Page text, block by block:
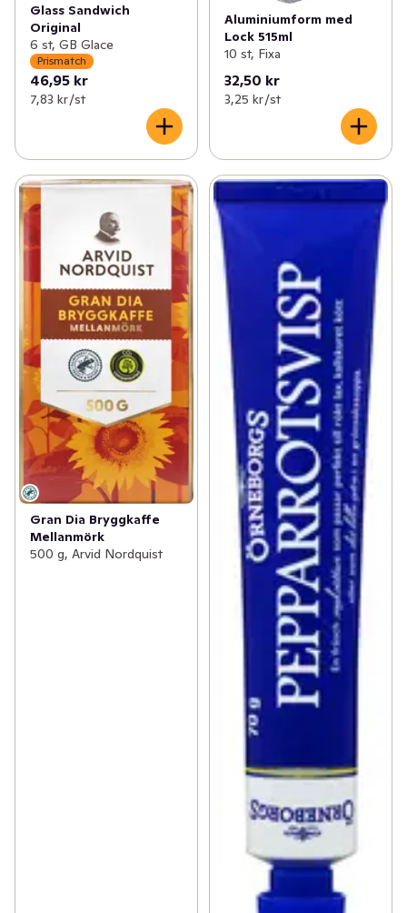
Glass Sandwich
Original
6 st, GB Glace
Prismatch
46,95 kr
7,83 kr /st
Aluminiumform med
Lock 515ml
10 st, Fixa
32,50 kr
3,25 kr /st
Gran Dia Bryggkaffe
Mellanmörk
500 g, Arvid Nordquist